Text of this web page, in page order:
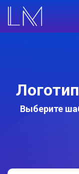
Выберите